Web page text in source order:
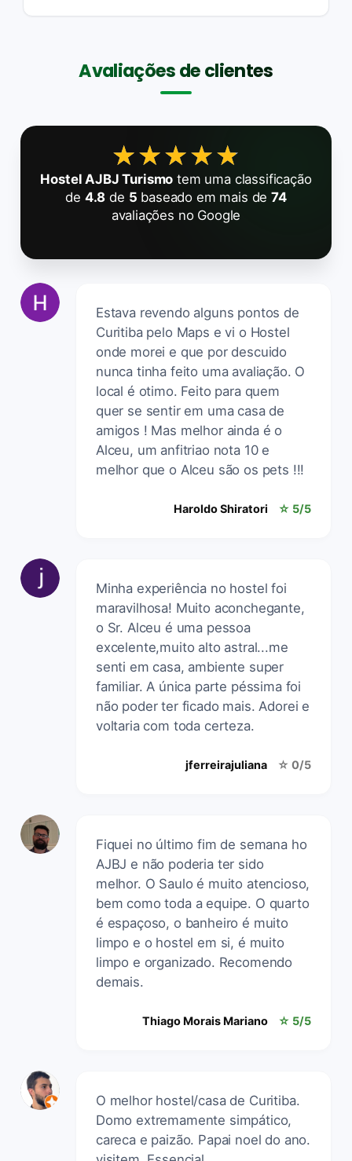
Avaliações de clientes
★★★★★
★★★★★
Hostel AJBJ Turismo tem uma classificação
de 4.8 de 5 baseado em mais de74
avaliações no Google
Estava revendo alguns pontos de
Curitiba pelo Maps e vi o Hostel
onde morei e que por descuido
nunca tinha feito uma avaliação. O
local é otimo. Feito para quem
quer se sentir em uma casa de
amigos ! Mas melhor ainda é o
Alceu, um anfitriao nota 10 e
melhor que o Alceu são os pets !!!
Haroldo Shiratori ☆ 5/5
Minha experiência no hostel foi
maravilhosa! Muito aconchegante,
o Sr. Alceu é uma pessoa
excelente,muito alto astral...me
senti em casa, ambiente super
familiar. A única parte péssima foi
não poder ter ficado mais. Adorei e
voltaria com toda certeza.
jferreirajuliana ☆ 0/5
Fiquei no último fim de semana ho
AJBJ e não poderia ter sido
melhor. O Saulo é muito atencioso,
bem como toda a equipe. O quarto
é espaçoso, o banheiro é muito
limpo e o hostel em si, é muito
limpo e organizado. Recomendo
demais.
Thiago Morais Mariano ☆ 5/5
O melhor hostel/casa de Curitiba.
Domo extremamente simpático,
careca e paizão. Papai noel do ano.